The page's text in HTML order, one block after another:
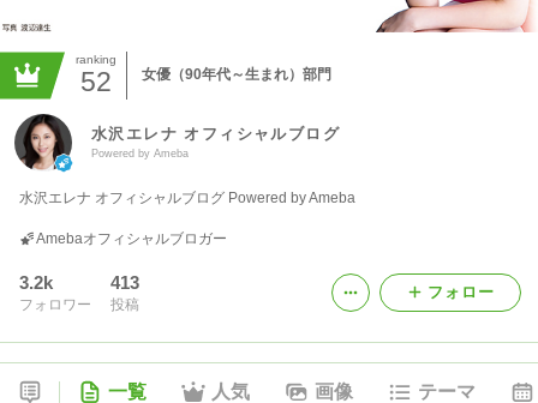
ranking
52 女優（90年代～生まれ）部門
水沢エレナ オフィシャルブログ
Powered by Ameba
水沢エレナ オフィシャルブログ Powered by Ameba
Amebaオフィシャルブロガー
3.2k
フォロワー
413
投稿
フォロー
一覧 人気 画像 テーマ